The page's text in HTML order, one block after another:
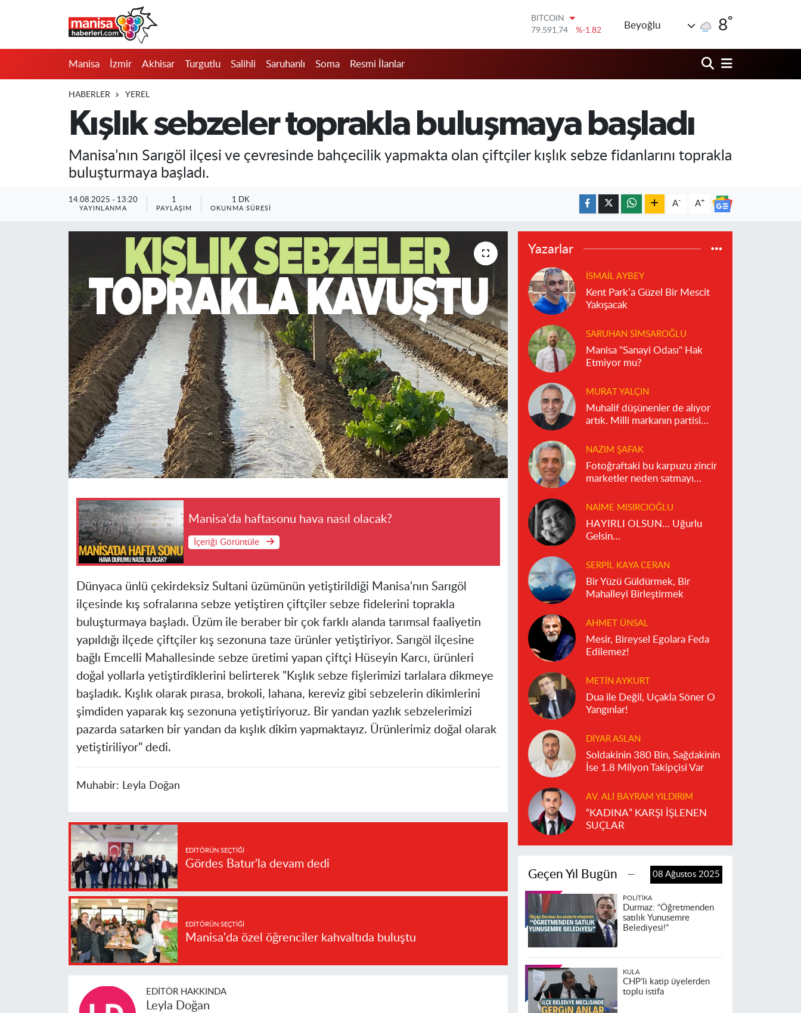
DOLAR
45,43620
%0.02
61,60380
%0.18
14.598,00
%0
Beyoğlu 8°
Manisa İzmir Akhisar Turgutlu Salihli Saruhanlı Soma Resmi İlanlar
HABERLER YEREL
Kışlık sebzeler toprakla buluşmaya başladı
Manisa’nın Sarıgöl ilçesi ve çevresinde bahçecilik yapmakta olan çiftçiler kışlık sebze fidanlarını toprakla
buluşturmaya başladı.
14.08.2025 - 13:20
YAYINLANMA
1
PAYLAŞIM
1 DK
OKUNMA SÜRESI
A- A+
Manisa'da haftasonu hava nasıl olacak?
İçeriği Görüntüle
Dünyaca ünlü çekirdeksiz Sultani üzümünün yetiştirildiği Manisa'nın Sarıgöl
ilçesinde kış sofralarına sebze yetiştiren çiftçiler sebze fidelerini toprakla
buluşturmaya başladı. Üzüm ile beraber bir çok farklı alanda tarımsal faaliyetin
yapıldığı ilçede çiftçiler kış sezonuna taze ürünler yetiştiriyor. Sarıgöl ilçesine
bağlı Emcelli Mahallesinde sebze üretimi yapan çiftçi Hüseyin Karcı, ürünleri
doğal yollarla yetiştirdiklerini belirterek "Kışlık sebze fişlerimizi tarlalara dikmeye
başladık. Kışlık olarak pırasa, brokoli, lahana, kereviz gibi sebzelerin dikimlerini
şimdiden yaparak kış sezonuna yetiştiriyoruz. Bir yandan yazlık sebzelerimizi
pazarda satarken bir yandan da kışlık dikim yapmaktayız. Ürünlerimiz doğal olarak
yetiştiriliyor" dedi.
Muhabir: Leyla Doğan
EDITÖRÜN SEÇTIĞI
Gördes Batur'la devam dedi
EDITÖRÜN SEÇTIĞI
Manisa'da özel öğrenciler kahvaltıda buluştu
EDITÖR HAKKINDA
Leyla Doğan
Yazarlar
İSMAIL AYBEY
Kent Park’a Güzel Bir Mescit
Yakışacak
SARUHAN SIMSAROĞLU
Manisa "Sanayi Odası" Hak
Etmiyor mu?
MURAT YALÇIN
Muhalif düşünenler de alıyor
artık. Milli markanın partisi
NAZIM ŞAFAK
Fotoğraftaki bu karpuzu zincir
marketler neden satmayı
NAIME MISIRCIOĞLU
HAYIRLI OLSUN… Uğurlu
Gelsin…
SERPIL KAYA CERAN
Bir Yüzü Güldürmek, Bir
Mahalleyi Birleştirmek
AHMET ÜNSAL
Mesir, Bireysel Egolara Feda
Edilemez!
METIN AYKURT
Dua ile Değil, Uçakla Söner O
Yangınlar!
DIYAR ASLAN
Soldakinin 380 Bin, Sağdakinin
İse 1.8 Milyon Takipçisi Var
AV. ALI BAYRAM YILDIRIM
“KADINA” KARŞI İŞLENEN
SUÇLAR
Geçen Yıl Bugün 08 Ağustos 2025
POLITIKA
Durmaz: “Öğretmenden
satılık Yunusemre
Belediyesi!”
KULA
CHP’li katip üyelerden
toplu istifa
Saruhanlı
Manisa Nöbetçi Eczaneler
Manisa Trafik Yoğunluk Haritası
Süper Lig Puan Durumu ve Fikstür
Tüm Manşetler